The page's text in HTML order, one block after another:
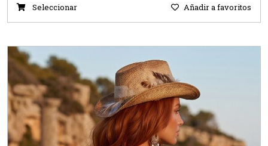
Seleccionar Añadir a favoritos